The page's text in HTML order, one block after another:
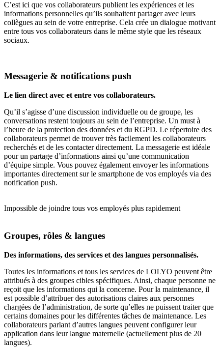
C’est ici que vos collaborateurs publient les expériences et les
informations personnelles qu’ils souhaitent partager avec leurs
collègues au sein de votre entreprise. Cela crée un dialogue motivant
entre tous vos collaborateurs dans le même style que les réseaux
sociaux.
Messagerie & notifications push
Le lien direct avec et entre vos collaborateurs.
Qu’il s’agisse d’une discussion individuelle ou de groupe, les
conversations restent toujours au sein de l’entreprise. Un must à
l’heure de la protection des données et du RGPD. Le répertoire des
collaborateurs permet de trouver très facilement les collaborateurs
recherchés et de les contacter directement. La messagerie est idéale
pour un partage d’informations ainsi qu’une communication
d’équipe simple. Vous pouvez également envoyer les informations
importantes directement sur le smartphone de vos employés via des
notification push.
Impossible de joindre tous vos employés plus rapidement
Groupes, rôles & langues
Des informations, des services et des langues personnalisés.
Toutes les informations et tous les services de LOLYO peuvent être
attribués à des groupes cibles spécifiques. Ainsi, chaque personne ne
reçoit que les informations qui la concerne. Pour la maintenance, il
est possible d’attribuer des autorisations claires aux personnes
chargées de l’administration, de sorte qu’elles ne puissent traiter que
certains domaines pour les différentes tâches de maintenance. Les
collaborateurs parlant d’autres langues peuvent configurer leur
application dans leur langue maternelle (actuellement plus de 20
langues).